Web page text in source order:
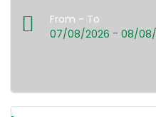
From - To
07/08/2026 - 08/